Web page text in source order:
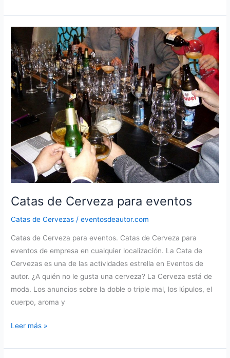
Cerveza
Madrid
para
eventos
Catas de Cerveza para eventos
Catas de Cervezas /eventosdeautor.com
Catas de Cerveza para eventos. Catas de Cerveza para
eventos de empresa en cualquier localización. La Cata de
Cervezas es una de las actividades estrella en Eventos de
autor. ¿A quién no le gusta una cerveza? La Cerveza está de
moda. Los anuncios sobre la doble o triple mal, los lúpulos, el
cuerpo, aroma y
Catas
Cerveza
Leer más »